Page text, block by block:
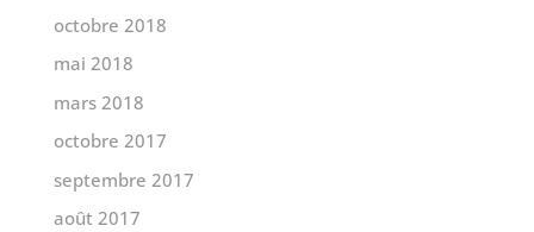
octobre 2018
mai 2018
mars 2018
octobre 2017
septembre 2017
août 2017